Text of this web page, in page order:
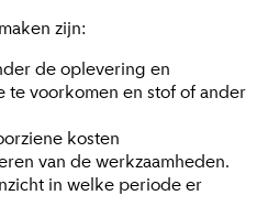
zijn:
de oplevering en
te voorkomen en stof of ander
kosten
van de werkzaamheden.
in welke periode er